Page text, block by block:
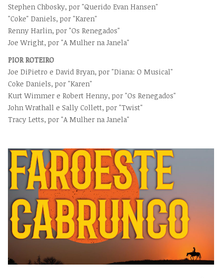
Stephen Chbosky, por "Querido Evan Hansen"
"Coke" Daniels, por "Karen"
Renny Harlin, por "Os Renegados"
Joe Wright, por "A Mulher na Janela"
PIOR ROTEIRO
Joe DiPietro e David Bryan, por "Diana: O Musical"
Coke Daniels, por "Karen"
Kurt Wimmer e Robert Henny, por "Os Renegados"
John Wrathall e Sally Collett, por "Twist"
Tracy Letts, por "A Mulher na Janela"